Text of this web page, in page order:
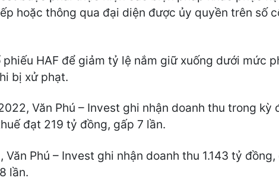
hoặc thông qua đại diện được ủy quyền trên số
HAF để giảm tỷ lệ nắm giữ xuống dưới mức
bị xử phạt.
Văn Phú – Invest ghi nhận doanh thu trong kỳ
đạt 219 tỷ đồng, gấp 7 lần.
Phú – Invest ghi nhận doanh thu 1.143 tỷ
lần.